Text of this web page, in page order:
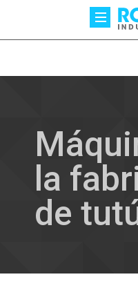
la
de